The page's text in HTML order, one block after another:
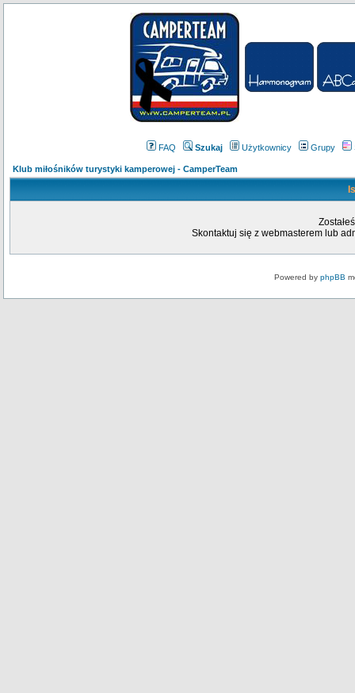
FAQ Szukaj Użytkownicy Grupy
Klub miłośników turystyki kamperowej - CamperTeam
Skontaktuj się z webmasterem lub
Powered by phpBB